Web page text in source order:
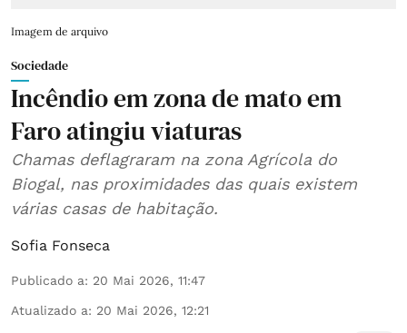
Imagem de arquivo
Sociedade
Incêndio em zona de mato em
Faro atingiu viaturas
Chamas deflagraram na zona Agrícola do
Biogal, nas proximidades das quais existem
várias casas de habitação.
Sofia Fonseca
Publicado a: 20 Mai 2026, 11:47
Atualizado a: 20 Mai 2026, 12:21